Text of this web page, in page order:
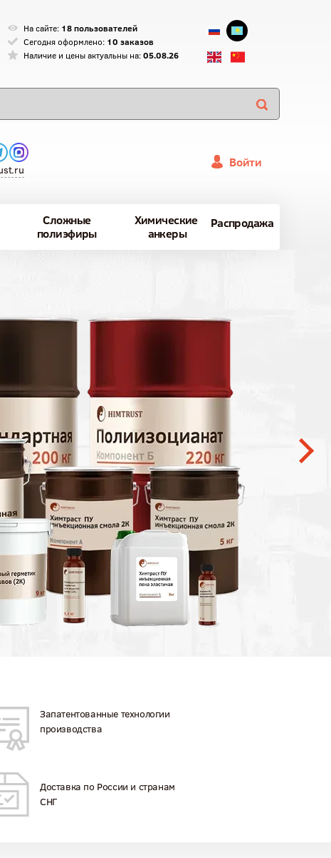
На сайте: 18 пользователей
Сегодня оформлено: 10 заказов
Наличие и цены актуальны на:05.08.26
Войти
Сложные
полиэфиры
Химические
анкеры
Распродажа
Запатентованные технологии
производства
Доставка по России и странам
СНГ